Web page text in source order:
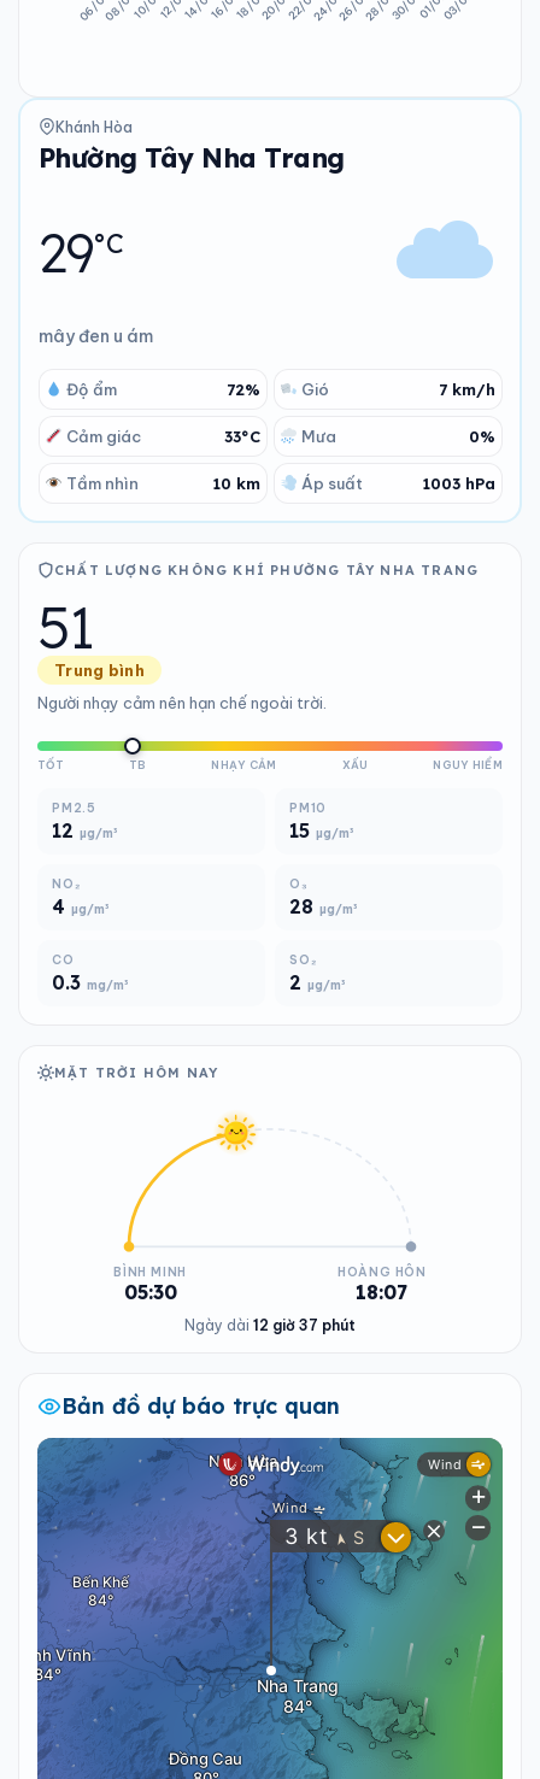
Khánh Hòa
Phường Tây Nha Trang
29°C
mây đen u ám
Độ ẩm 72% Gió 7 km/h
Cảm giác 33°C Mưa 0%
Tầm nhìn 10 km Áp suất 1003 hPa
CHẤT LƯỢNG KHÔNG KHÍ PHƯỜNG TÂY NHA TRANG
51
Trung bình
Người nhạy cảm nên hạn chế ngoài trời.
TỐT TB NHẠY CẢM XẤU NGUY HIỂM
PM2.5
12 µg/m³
PM10
15 µg/m³
NO₂
4 µg/m³
O₃
28 µg/m³
CO
0.3 mg/m³
SO₂
2 µg/m³
MẶT TRỜI HÔM NAY
BÌNH MINH
05:30
HOÀNG HÔN
18:07
Ngày dài 12 giờ 37 phút
Bản đồ dự báo trực quan